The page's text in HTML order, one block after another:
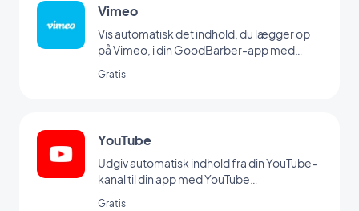
Vimeo
Vis automatisk det indhold, du lægger op
på Vimeo, i din GoodBarber-app med
synkronisere dine opslag i realtid.
Gratis
YouTube
Udgiv automatisk indhold fra din YouTube-
kanal til din app med YouTube
Gratis